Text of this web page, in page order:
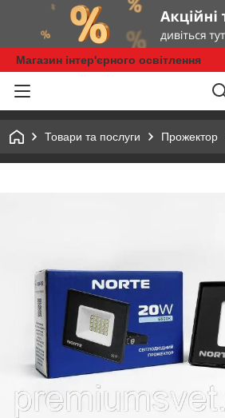
Магазин інтер'єрного освітлення
Товари та послуги Прожектор